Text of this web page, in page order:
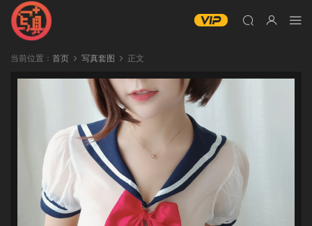
当前位置： 首页 写真套图 正文